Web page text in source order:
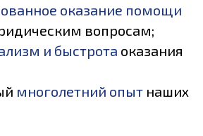
оказание помощи
вопросам;
и быстрота оказания
многолетний опыт наших